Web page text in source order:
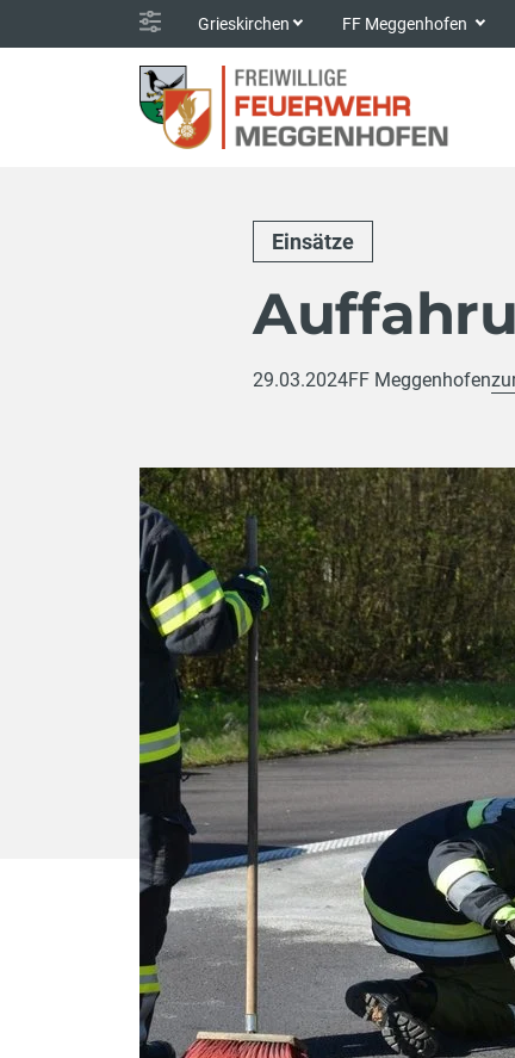
Grieskirchen FF Meggenhofen
Einsätze
29.03.2024FF Meggenhofen